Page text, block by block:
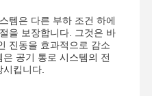
템은 다른 부하 조건 하에
을 보장합니다. 그것은 바
진동을 효과적으로 감소
공기 통로 시스템의 전
킵니다.